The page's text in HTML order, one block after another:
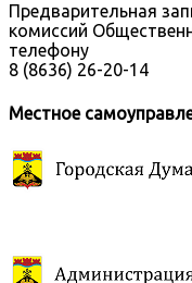
Предварительная
комиссий
телефону
8 (8636) 26-20-14
Местное